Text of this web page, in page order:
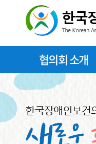
협의회 소개